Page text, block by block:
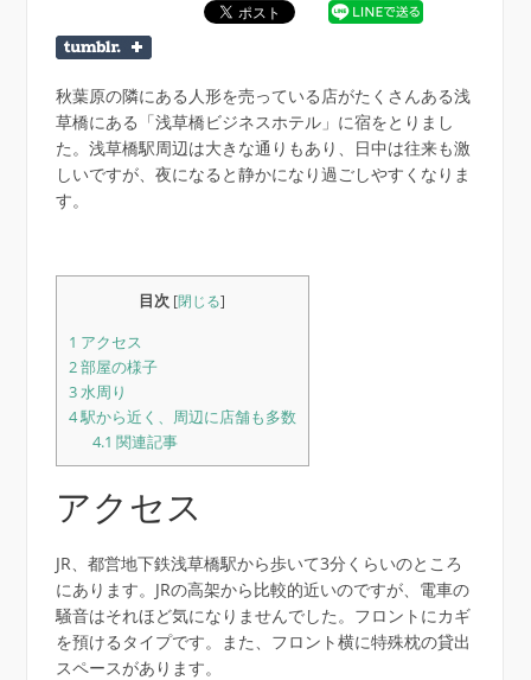
秋葉原の隣にある人形を売っている店がたくさんある浅
草橋にある「浅草橋ビジネスホテル」に宿をとりまし
た。浅草橋駅周辺は大きな通りもあり、日中は往来も激
しいですが、夜になると静かになり過ごしやすくなりま
す。
目次 [閉じる]
1 アクセス
2部屋の様子
3水周り
4駅から近く、周辺に店舗も多数
4.1 関連記事
アクセス
JR、都営地下鉄浅草橋駅から歩いて3分くらいのところ
にあります。JRの高架から比較的近いのですが、電車の
騒音はそれほど気になりませんでした。フロントにカギ
を預けるタイプです。また、フロント横に特殊枕の貸出
スペースがあります。